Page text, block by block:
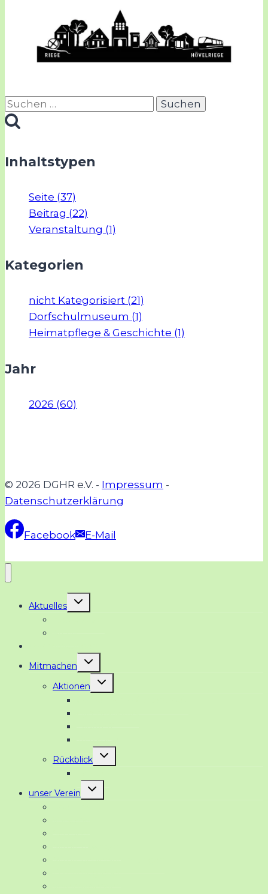
Suchen
nach:
Inhaltstypen
Seite (37)
Beitrag (22)
Veranstaltung (1)
Kategorien
nicht Kategorisiert (21)
Dorfschulmuseum (1)
Heimatpflege & Geschichte (1)
Jahr
2026 (60)
© 2026 DGHR e.V. - Impressum -
Datenschutzerklärung
Facebook E-Mail
Aktuelles
Untermenü
Mitmachen
Untermenü
Aktionen
Untermenü
Rückblick
Untermenü
unser Verein
Untermenü